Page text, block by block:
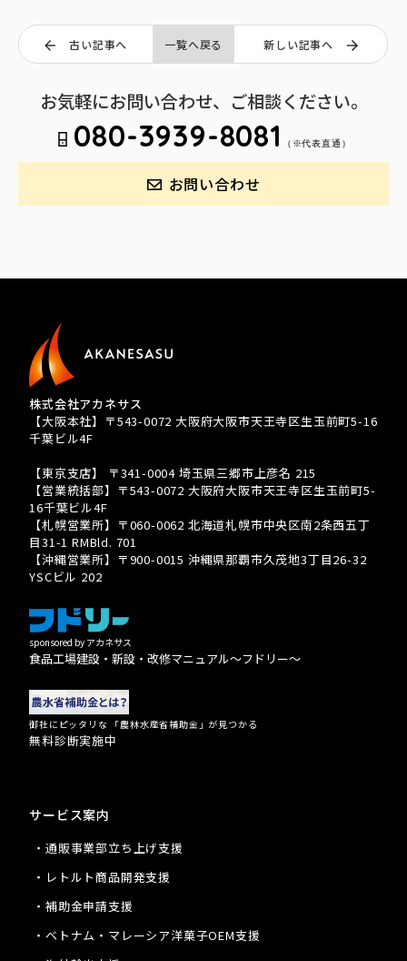
古い記事へ 一覧へ戻る 新しい記事へ
お気軽にお問い合わせ、ご相談ください。
080-3939-8081 （※代表直通）
お問い合わせ
株式会社アカネサス
【大阪本社】〒543-0072 大阪府大阪市天王寺区生玉前町5-16
千葉ビル4F
【東京支店】 〒341-0004 埼玉県三郷市上彦名 215
【営業統括部】〒543-0072 大阪府大阪市天王寺区生玉前町5-
16千葉ビル4F
【札幌営業所】〒060-0062 北海道札幌市中央区南2条西五丁
目31-1 RMBld. 701
【沖縄営業所】〒900-0015 沖縄県那覇市久茂地3丁目26-32
YSCビル 202
sponsored by アカネサス
食品工場建設・新設・改修マニュアル〜フドリー〜
御社にピッタリな 「農林水産省補助金」が見つかる
無料診断実施中
サービス案内
・通販事業部立ち上げ支援
・レトルト商品開発支援
・補助金申請支援
・ベトナム・マレーシア洋菓子OEM支援